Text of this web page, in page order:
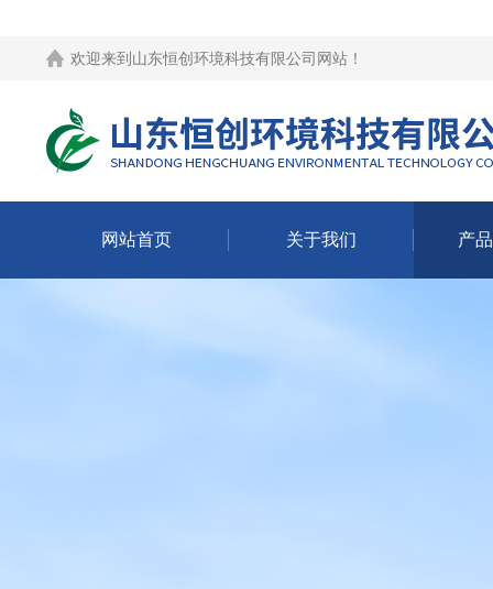
欢迎来到 山东恒创环境科技有限公司网站 ！
网站首页 关于我们 产